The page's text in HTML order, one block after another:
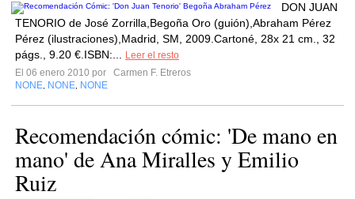
DON JUAN
TENORIO de José Zorrilla,Begoña Oro (guión),Abraham Pérez
Pérez (ilustraciones),Madrid, SM, 2009.Cartoné, 28x 21 cm., 32
págs., 9.20 €.ISBN:...
Leer el resto
El 06 enero 2010 por
Carmen F. Etreros
NONE NONE NONE
Recomendación cómic: 'De mano en
mano' de Ana Miralles y Emilio
Ruiz